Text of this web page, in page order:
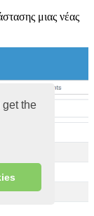
the
μιας νέας